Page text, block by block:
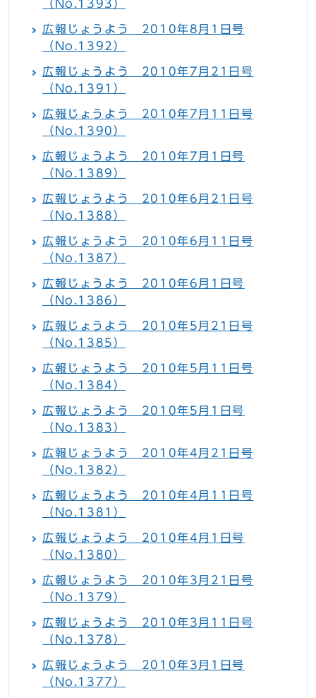
（No.1393）
広報じょうよう 2010年8月1日号
（No.1392）
広報じょうよう 2010年7月21日号
（No.1391）
広報じょうよう 2010年7月11日号
（No.1390）
広報じょうよう 2010年7月1日号
（No.1389）
広報じょうよう 2010年6月21日号
（No.1388）
広報じょうよう 2010年6月11日号
（No.1387）
広報じょうよう 2010年6月1日号
（No.1386）
広報じょうよう 2010年5月21日号
（No.1385）
広報じょうよう 2010年5月11日号
（No.1384）
広報じょうよう 2010年5月1日号
（No.1383）
広報じょうよう 2010年4月21日号
（No.1382）
広報じょうよう 2010年4月11日号
（No.1381）
広報じょうよう 2010年4月1日号
（No.1380）
広報じょうよう 2010年3月21日号
（No.1379）
広報じょうよう 2010年3月11日号
（No.1378）
広報じょうよう 2010年3月1日号
（No.1377）